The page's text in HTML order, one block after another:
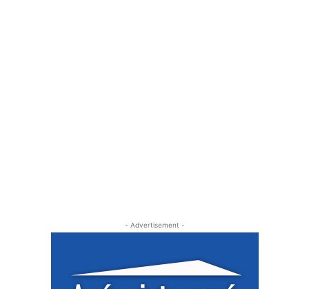
- Advertisement -